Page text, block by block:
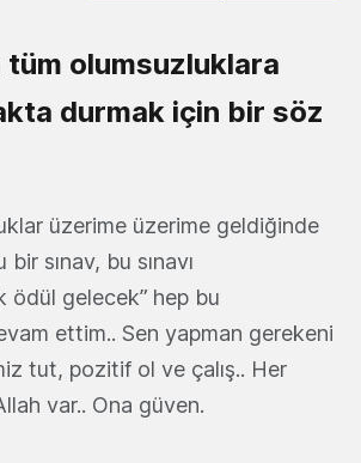
olumsuzluklara
durmak için bir söz
üzerime üzerime geldiğinde
sınav, bu sınavı
ödül gelecek” hep bu
ettim.. Sen yapman gerekeni
tut, pozitif ol ve çalış.. Her
var.. Ona güven.